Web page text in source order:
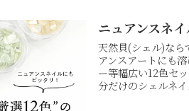
ニュアンスネ
天然貝(シェル)なら
アンスアートにも
ー等幅広い12色セ
分だけのシェルネ